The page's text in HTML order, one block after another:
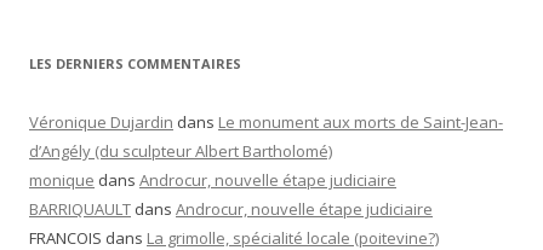
LES DERNIERS COMMENTAIRES
Véronique Dujardin dans Le monument aux morts de Saint-Jean-
d’Angély (du sculpteur Albert Bartholomé)
monique dans Androcur, nouvelle étape judiciaire
BARRIQUAULT dans Androcur, nouvelle étape judiciaire
FRANCOIS dans La grimolle, spécialité locale (poitevine?)